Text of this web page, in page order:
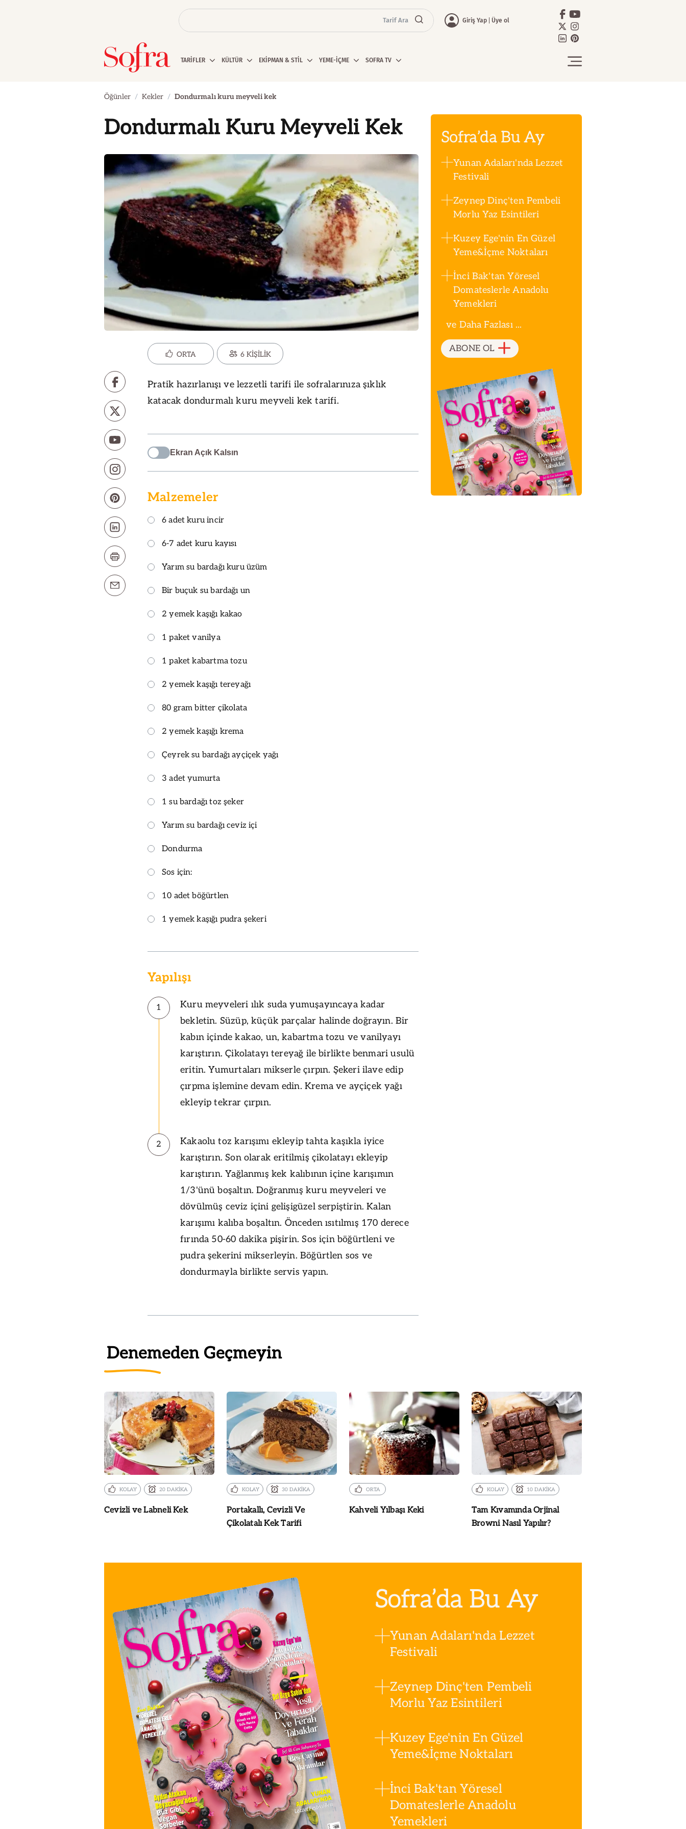
Tarif Ara Giriş Yap Üye ol
TARİFLER KÜLTÜR EKİPMAN & STİL YEME-İÇME SOFRA TV
Öğünler Kekler Dondurmalı kuru meyveli kek
Dondurmalı Kuru Meyveli Kek
ORTA 6 KİŞİLİK
Pratik hazırlanışı ve lezzetli tarifi ile sofralarınıza şıklık
katacak dondurmalı kuru meyveli kek tarifi.
Ekran Açık Kalsın
Malzemeler
6 adet kuru incir
6-7 adet kuru kayısı
Yarım su bardağı kuru üzüm
Bir buçuk su bardağı un
2 yemek kaşığı kakao
1 paket vanilya
1 paket kabartma tozu
2 yemek kaşığı tereyağı
80 gram bitter çikolata
2 yemek kaşığı krema
Çeyrek su bardağı ayçiçek yağı
3 adet yumurta
1 su bardağı toz şeker
Yarım su bardağı ceviz içi
Dondurma
Sos için:
10 adet böğürtlen
1 yemek kaşığı pudra şekeri
Yapılışı
1
Kuru meyveleri ılık suda yumuşayıncaya kadar
bekletin. Süzüp, küçük parçalar halinde doğrayın. Bir
kabın içinde kakao, un, kabartma tozu ve vanilyayı
karıştırın. Çikolatayı tereyağ ile birlikte benmari usulü
eritin. Yumurtaları mikserle çırpın. Şekeri ilave edip
çırpma işlemine devam edin. Krema ve ayçiçek yağı
ekleyip tekrar çırpın.
2
Kakaolu toz karışımı ekleyip tahta kaşıkla iyice
karıştırın. Son olarak eritilmiş çikolatayı ekleyip
karıştırın. Yağlanmış kek kalıbının içine karışımın
1/3'ünü boşaltın. Doğranmış kuru meyveleri ve
dövülmüş ceviz içini gelişigüzel serpiştirin. Kalan
karışımı kalıba boşaltın. Önceden ısıtılmış 170 derece
fırında 50-60 dakika pişirin. Sos için böğürtleni ve
pudra şekerini mikserleyin. Böğürtlen sos ve
dondurmayla birlikte servis yapın.
Sofra’da Bu Ay
Yunan Adaları'nda Lezzet
Festivali
Zeynep Dinç'ten Pembeli
Morlu Yaz Esintileri
Kuzey Ege'nin En Güzel
Yeme&İçme Noktaları
İnci Bak'tan Yöresel
Domateslerle Anadolu
Yemekleri
ve Daha Fazlası ...
ABONE OL
Denemeden Geçmeyin
KOLAY 20 DAKİKA
Cevizli ve Labneli Kek
KOLAY 30 DAKİKA
Portakallı, Cevizli Ve
Çikolatalı Kek Tarifi
ORTA
Kahveli Yılbaşı Keki
KOLAY 10 DAKİKA
Tam Kıvamında Orjinal
Browni Nasıl Yapılır?
Sofra’da Bu Ay
Yunan Adaları'nda Lezzet
Festivali
Zeynep Dinç'ten Pembeli
Morlu Yaz Esintileri
Kuzey Ege'nin En Güzel
Yeme&İçme Noktaları
İnci Bak'tan Yöresel
Domateslerle Anadolu
Yemekleri